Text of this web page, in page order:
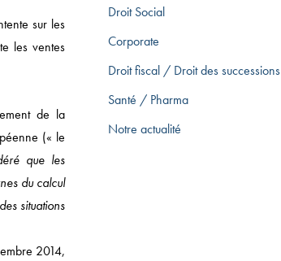
sur les
les ventes
de la
(« le
que les
du calcul
situations
2014,
Droit Social
Corporate
Droit fiscal / Droit des successions
Santé / Pharma
Notre actualité
DES SUCCESSIONS